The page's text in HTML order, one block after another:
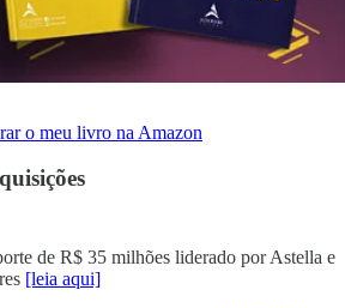
o meu livro na Amazon
de R$ 35 milhões liderado por Astella e
[leia aqui]